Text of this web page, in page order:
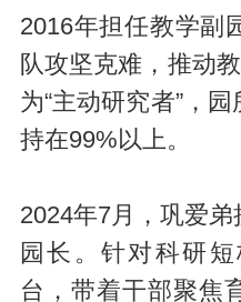
2016年担任教学副
队攻坚克难，推动
为“主动研究者”，
持在99%以上。
2024年7月，巩爱
园长。针对科研
台，带着干部聚焦